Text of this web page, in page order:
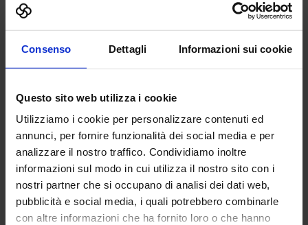
Consenso Dettagli Informazioni sui cookie
Questo sito web utilizza i cookie
Utilizziamo i cookie per personalizzare contenuti ed
annunci, per fornire funzionalità dei social media e per
analizzare il nostro traffico. Condividiamo inoltre
informazioni sul modo in cui utilizza il nostro sito con i
nostri partner che si occupano di analisi dei dati web,
pubblicità e social media, i quali potrebbero combinarle
con altre informazioni che ha fornito loro o che hanno
Albero 01 Cartellonistica informazioni
Giochi bimbi